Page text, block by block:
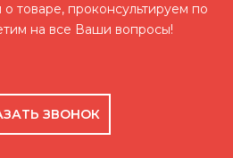
товаре, проконсультируем по
на все Ваши вопросы!
ЗВОНОК